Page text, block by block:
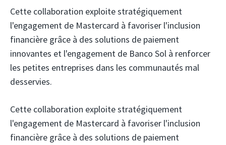
Cette collaboration exploite stratégiquement
l'engagement de Mastercard à favoriser l'inclusion
financière grâce à des solutions de paiement
innovantes et l'engagement de Banco Sol à renforcer
les petites entreprises dans les communautés mal
desservies.
Cette collaboration exploite stratégiquement
l'engagement de Mastercard à favoriser l'inclusion
financière grâce à des solutions de paiement